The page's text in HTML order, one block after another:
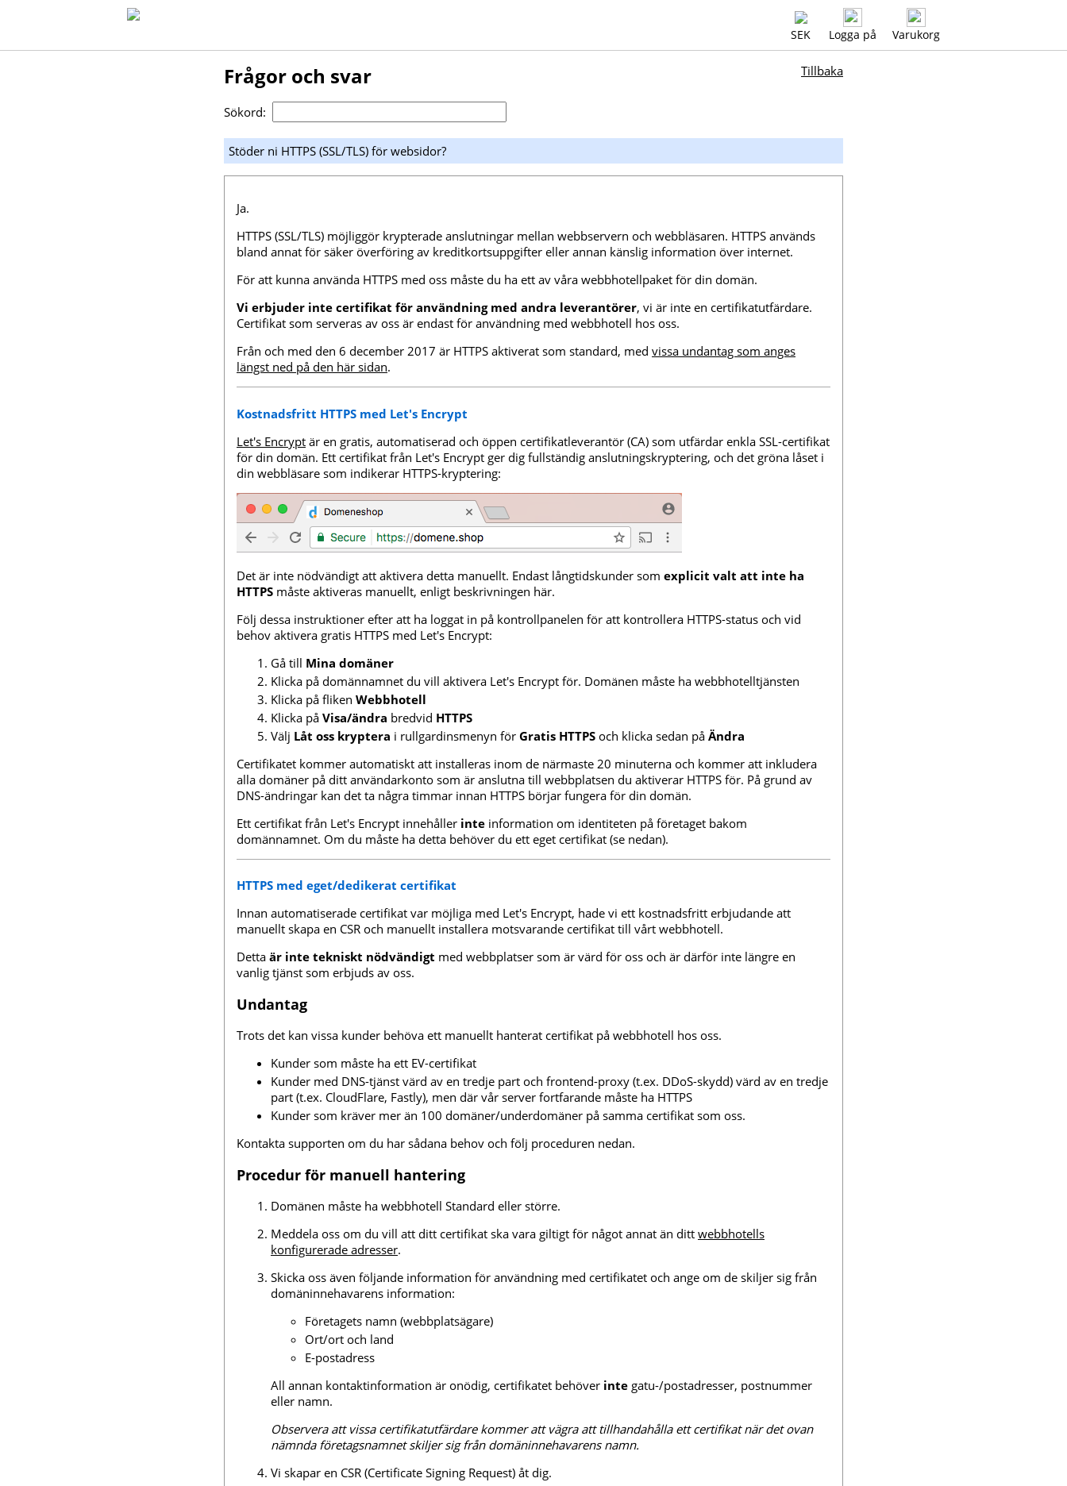
SEK Logga på Varukorg
Frågor och svar Tillbaka
Sökord:
Stöder ni HTTPS (SSL/TLS) för websidor?
Ja.
HTTPS (SSL/TLS) möjliggör krypterade anslutningar mellan webbservern och webbläsaren. HTTPS används
bland annat för säker överföring av kreditkortsuppgifter eller annan känslig information över internet.
För att kunna använda HTTPS med oss ​​måste du ha ett av våra webbhotellpaket för din domän.
Vi erbjuder inte certifikat för användning med andra leverantörer, vi är inte en certifikatutfärdare.
Certifikat som serveras av oss är endast för användning med webbhotell hos oss.
Från och med den 6 december 2017 är HTTPS aktiverat som standard, med vissa undantag som anges
längst ned på den här sidan.
Kostnadsfritt HTTPS med Let's Encrypt
Let's Encrypt är en gratis, automatiserad och öppen certifikatleverantör (CA) som utfärdar enkla SSL-certifikat
för din domän. Ett certifikat från Let's Encrypt ger dig fullständig anslutningskryptering, och det gröna låset i
din webbläsare som indikerar HTTPS-kryptering:
Det är inte nödvändigt att aktivera detta manuellt. Endast långtidskunder som explicit valt att inte ha
HTTPS måste aktiveras manuellt, enligt beskrivningen här.
Följ dessa instruktioner efter att ha loggat in på kontrollpanelen för att kontrollera HTTPS-status och vid
behov aktivera gratis HTTPS med Let's Encrypt:
Gå till Mina domäner
Klicka på domännamnet du vill aktivera Let's Encrypt för. Domänen måste ha webbhotelltjänsten
Klicka på fliken Webbhotell
Klicka på Visa/ändra bredvid HTTPS
Välj Låt oss kryptera i rullgardinsmenyn för Gratis HTTPS och klicka sedan på Ändra
Certifikatet kommer automatiskt att installeras inom de närmaste 20 minuterna och kommer att inkludera
alla domäner på ditt användarkonto som är anslutna till webbplatsen du aktiverar HTTPS för. På grund av
DNS-ändringar kan det ta några timmar innan HTTPS börjar fungera för din domän.
Ett certifikat från Let's Encrypt innehåller inte information om identiteten på företaget bakom
domännamnet. Om du måste ha detta behöver du ett eget certifikat (se nedan).
HTTPS med eget/dedikerat certifikat
Innan automatiserade certifikat var möjliga med Let's Encrypt, hade vi ett kostnadsfritt erbjudande att
manuellt skapa en CSR och manuellt installera motsvarande certifikat till vårt webbhotell.
Detta är inte tekniskt nödvändigt med webbplatser som är värd för oss och är därför inte längre en
vanlig tjänst som erbjuds av oss.
Undantag
Trots det kan vissa kunder behöva ett manuellt hanterat certifikat på webbhotell hos oss.
Kunder som måste ha ett EV-certifikat
Kunder med DNS-tjänst värd av en tredje part och frontend-proxy (t.ex. DDoS-skydd) värd av en tredje
part (t.ex. CloudFlare, Fastly), men där vår server fortfarande måste ha HTTPS
Kunder som kräver mer än 100 domäner/underdomäner på samma certifikat som oss.
Kontakta supporten om du har sådana behov och följ proceduren nedan.
Procedur för manuell hantering
Domänen måste ha webbhotell Standard eller större.
Meddela oss om du vill att ditt certifikat ska vara giltigt för något annat än ditt webbhotells
konfigurerade adresser.
Skicka oss även följande information för användning med certifikatet och ange om de skiljer sig från
domäninnehavarens information:
Företagets namn (webbplatsägare)
Ort/ort och land
E-postadress
All annan kontaktinformation är onödig, certifikatet behöver inte gatu-/postadresser, postnummer
eller namn.
Observera att vissa certifikatutfärdare kommer att vägra att tillhandahålla ett certifikat när det ovan
nämnda företagsnamnet skiljer sig från domäninnehavarens namn.
Vi skapar en CSR (Certificate Signing Request) åt dig.